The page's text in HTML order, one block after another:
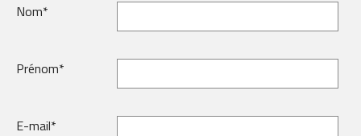
Nom*
Prénom*
E-mail*